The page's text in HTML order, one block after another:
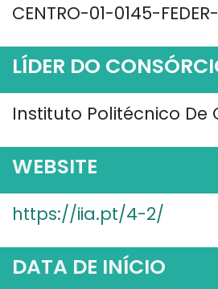
CENTRO-01-0145-
LÍDER DO
Instituto Politécnico De
WEBSITE
https://iia.pt/4-2/
DATA DE INÍCIO